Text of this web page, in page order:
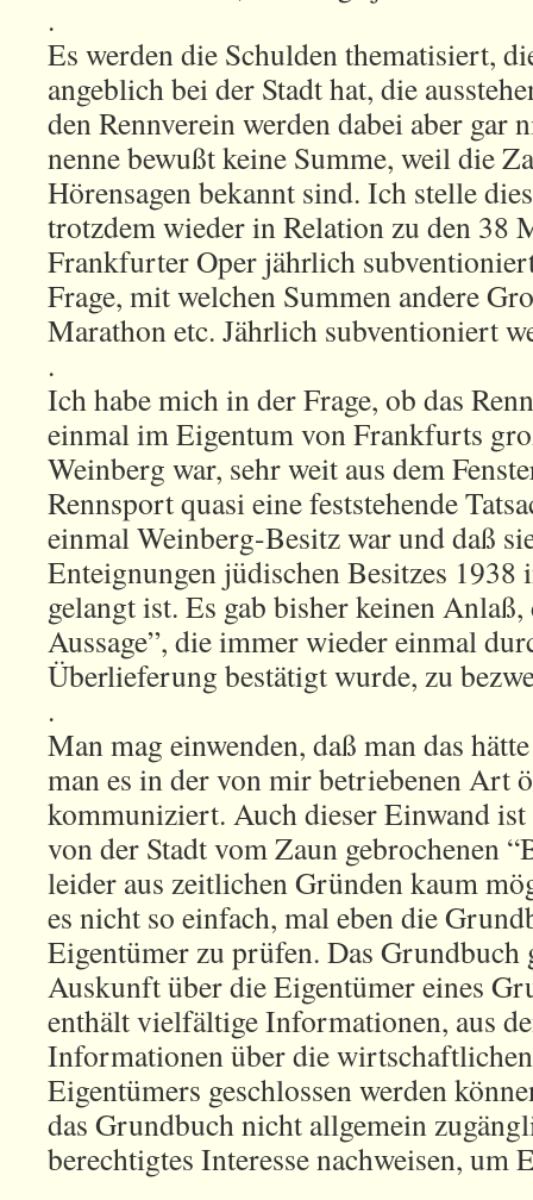
.
Es werden die Schulden thematisiert,
angeblich bei der Stadt hat, die
den Rennverein werden dabei aber gar
nenne bewußt keine Summe, weil die
Hörensagen bekannt sind. Ich stelle
trotzdem wieder in Relation zu den 38
Frankfurter Oper jährlich
Frage, mit welchen Summen andere
Marathon etc. Jährlich subventioniert
.
Ich habe mich in der Frage, ob das
einmal im Eigentum von Frankfurts
Weinberg war, sehr weit aus dem
Rennsport quasi eine feststehende
einmal Weinberg-Besitz war und daß
Enteignungen jüdischen Besitzes 1938
gelangt ist. Es gab bisher keinen
Aussage”, die immer wieder einmal
Überlieferung bestätigt wurde, zu
.
Man mag einwenden, daß man das
man es in der von mir betriebenen Art
kommuniziert. Auch dieser Einwand
von der Stadt vom Zaun gebrochenen
leider aus zeitlichen Gründen kaum
es nicht so einfach, mal eben die
Eigentümer zu prüfen. Das
Auskunft über die Eigentümer eines
enthält vielfältige Informationen, aus
Informationen über die
Eigentümers geschlossen werden
das Grundbuch nicht allgemein
berechtigtes Interesse nachweisen, um